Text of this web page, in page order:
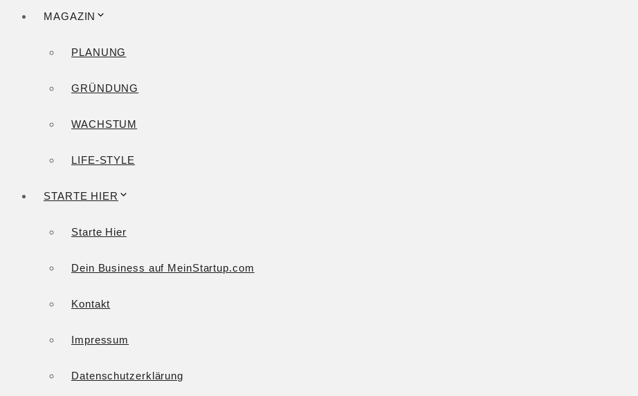
MAGAZIN
PLANUNG
GRÜNDUNG
WACHSTUM
LIFE-STYLE
STARTE HIER
Starte Hier
Dein Business auf MeinStartup.com
Kontakt
Impressum
Datenschutzerklärung